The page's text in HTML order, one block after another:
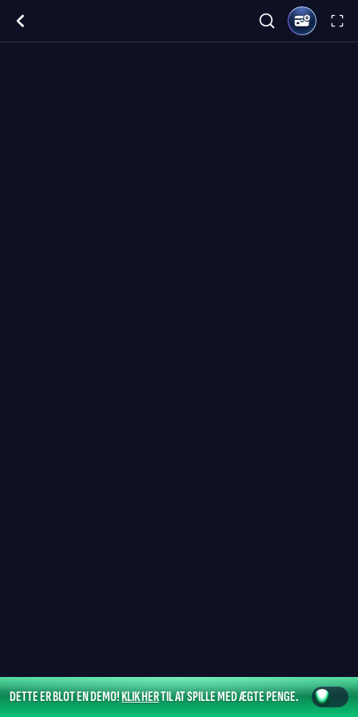
DETTE ER BLOT EN DEMO!KLIK HERTIL AT SPILLE MED ÆGTE PENGE.